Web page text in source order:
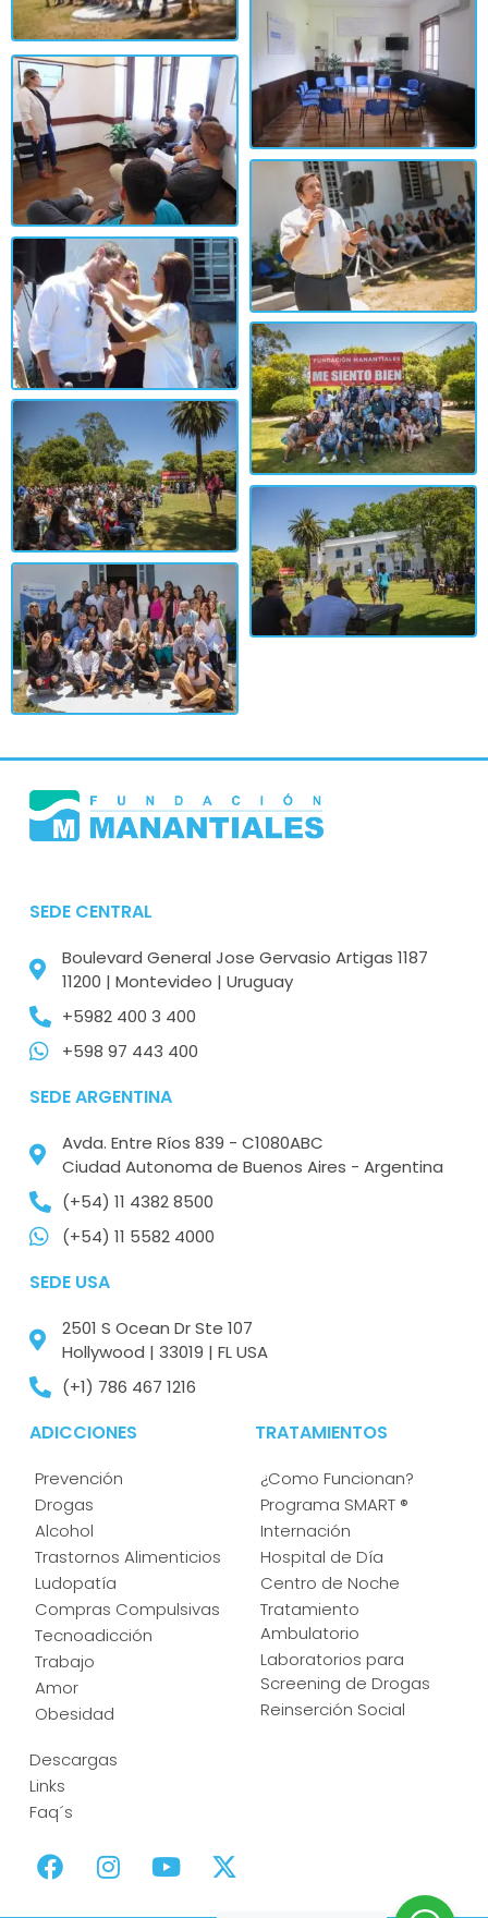
SEDE CENTRAL
Boulevard General Jose Gervasio Artigas 1187
11200 | Montevideo | Uruguay
+5982 400 3 400
+598 97 443 400
SEDE ARGENTINA
Avda. Entre Ríos 839 - C1080ABC
Ciudad Autonoma de Buenos Aires - Argentina
(+54) 11 4382 8500
(+54) 11 5582 4000
SEDE USA
2501 S Ocean Dr Ste 107
Hollywood | 33019 | FL USA
(+1) 786 467 1216
ADICCIONES
Prevención
Drogas
Alcohol
Trastornos Alimenticios
Ludopatía
Compras Compulsivas
Tecnoadicción
Trabajo
Amor
Obesidad
TRATAMIENTOS
¿Como Funcionan?
Programa SMART ®
Internación
Hospital de Día
Centro de Noche
Tratamiento
Ambulatorio
Laboratorios para
Screening de Drogas
Reinserción Social
Descargas
Links
Faq´s